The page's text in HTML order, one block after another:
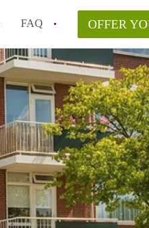
FAQ OFFER